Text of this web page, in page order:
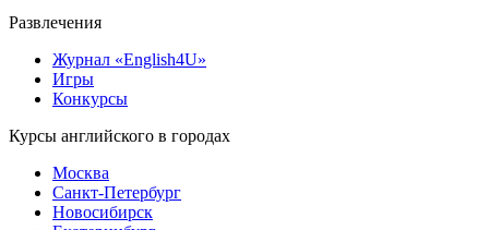
Развлечения
Журнал «English4U»
Игры
Конкурсы
Курсы английского в городах
Москва
Санкт-Петербург
Новосибирск